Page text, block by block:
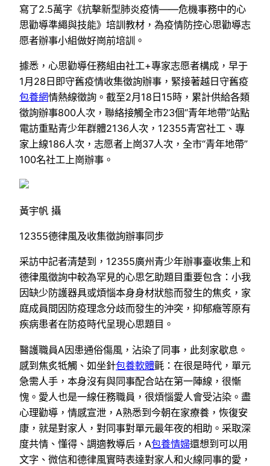
寫了2.5萬字《抗擊新型肺炎疫情——危機事務中的心
思勸導準繩與技能》培訓教材，為疫情防控心思勸導志
愿者辦事小組做好崗前培訓。
據悉，心思勸導任務組由社工+專家志愿者構成，早于
1月28日即守舊疫情收集徵詢辦事，緊接著越日守舊疫
包養網情熱線徵詢。截至2月18日15時，累計供給各類
徵詢辦事800人次，聯絡接觸全市23個“青年地帶”站點
電訪重點青少年群體2136人次，12355青宮社工、專
家上線186人次，志愿者上崗37人次，全市“青年地帶”
100名社工上崗辦事。
黃宇帆 攝
12355德律風及收集徵詢辦事同步
采訪中記者清楚到，12355廣州青少年辦事臺收集上和
德律風徵詢中較為罕見的心思乞助題目重要包含：小我
因缺少防護器具或煩惱本身身材狀態而發生的焦炙，家
庭成員間因防疫理念分歧而發生的沖突，抑郁癥等原有
疾病患者在防疫時代呈現心思題目。
醫護職員A因患通俗傷風，沾染了同事，此刻家歇息。
感到焦炙牴觸、如坐針包養軟體氈：在很是時代，單元
急需人手，本身沒有與同事配合站在第一陣線，很慚
愧。愛人也是一線任務職員，很煩惱愛人會受沾染。盡
心理勸導，情感宣泄，A熟悉到今朝在家療養，恢復安
康，就是對家人，對同事對單元最年夜的相助。采取深
度共情、懂得、調適教導后，A包養情婦還想到可以用
文字、微信和德律風實時表達對家人和火線同事的愛，